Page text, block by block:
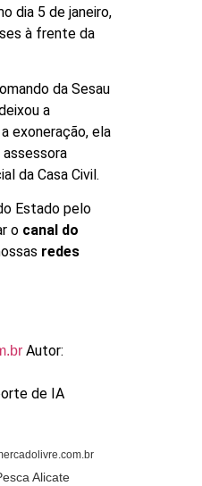
dia 5 de janeiro,
à frente da
da Sesau
a
exoneração, ela
da Casa Civil.
Estado pelo
o canal do
redes
Autor:
de IA
Alicate